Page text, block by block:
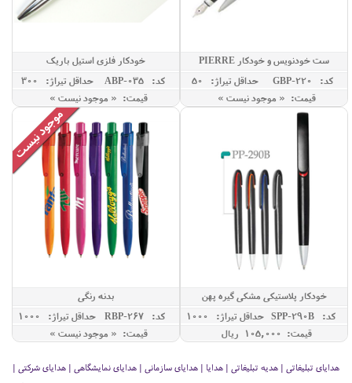
ست خودنویس و خودکار PIERRE
CARDIN مدل MARS
کد: GBP-220
حداقل تيراژ: 50
قیمت: « موجود نیست »
خودکار فلزی استیل باریک
کد: ABP-035
حداقل تيراژ: 300
قیمت: « موجود نیست »
خودکار پلاستیکی مشکی گیره پهن
کد: SPP-290B
حداقل تيراژ: 1000
قیمت: 105,000 ريال
بدنه رنگی
کد: RBP-267
حداقل تيراژ: 1000
قیمت: « موجود نیست »
هدایای تبلیغاتی | هدیه تبلیغاتی | هدایا | هدایای سازمانی | هدایای نمایشگاهی | هدایای شرکتی |